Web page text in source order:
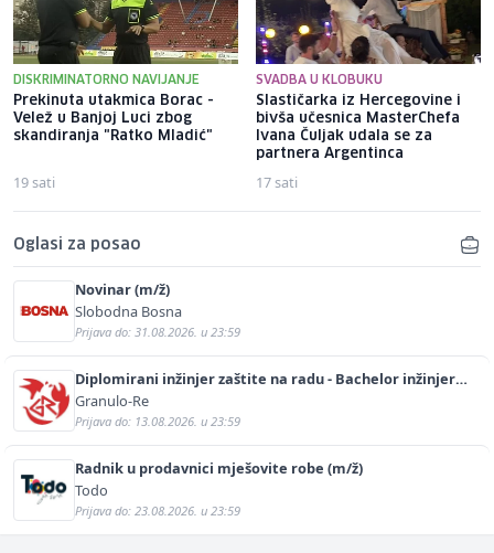
DISKRIMINATORNO NAVIJANJE
Prekinuta utakmica Borac -
Velež u Banjoj Luci zbog
skandiranja "Ratko Mladić"
19 sati
SVADBA U KLOBUKU
Slastičarka iz Hercegovine i
bivša učesnica MasterChefa
Ivana Čuljak udala se za
partnera Argentinca
17 sati
Oglasi za posao
Novinar (m/ž)
Slobodna Bosna
Prijava do: 31.08.2026. u 23:59
Diplomirani inžinjer zaštite na radu - Bachelor inžinjer
sigurnosti i pomoći (m/ž)
Granulo-Re
Prijava do: 13.08.2026. u 23:59
Radnik u prodavnici mješovite robe (m/ž)
Todo
Prijava do: 23.08.2026. u 23:59